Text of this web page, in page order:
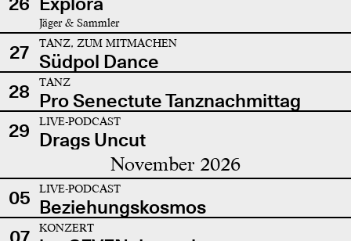
Jäger & Sammler
27 TANZ, ZUM MITMACHEN
Südpol Dance
28
TANZ
Pro Senectute Tanznachmittag
29
LIVE-PODCAST
Drags Uncut
November 2026
05 LIVE-PODCAST
Beziehungskosmos
07
KONZERT